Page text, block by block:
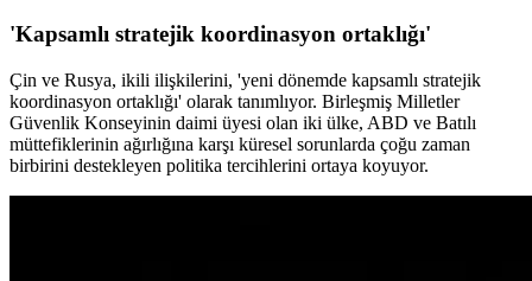
'Kapsamlı stratejik koordinasyon ortaklığı'
Çin ve Rusya, ikili ilişkilerini, 'yeni dönemde kapsamlı stratejik
koordinasyon ortaklığı' olarak tanımlıyor. Birleşmiş Milletler
Güvenlik Konseyinin daimi üyesi olan iki ülke, ABD ve Batılı
müttefiklerinin ağırlığına karşı küresel sorunlarda çoğu zaman
birbirini destekleyen politika tercihlerini ortaya koyuyor.